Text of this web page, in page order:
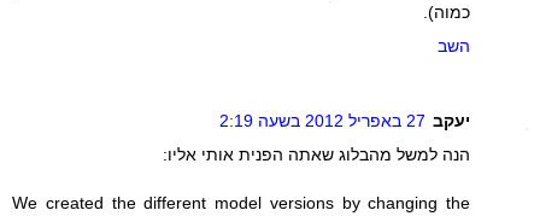
כמוה).
השב
יעקב 27 באפריל 2012 בשעה 2:19
הנה למשל מהבלוג שאתה הפנית אותי אליו:
We created the different model versions by changing the